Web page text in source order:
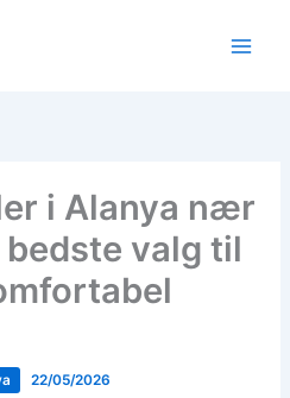
i Alanya nær
bedste valg til
22/05/2026